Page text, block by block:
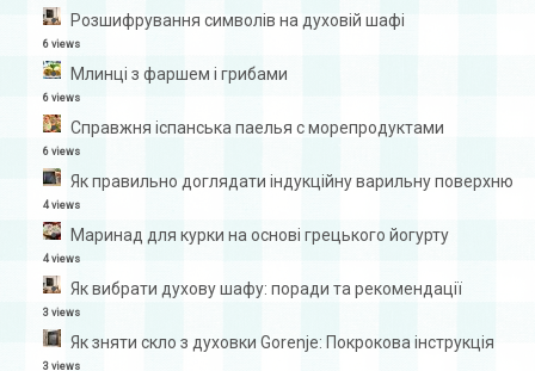
Розшифрування символів на духовій шафі
6 views
Млинці з фаршем і грибами
6 views
Справжня іспанська паелья с морепродуктами
6 views
Як правильно доглядати індукційну варильну поверхню
4 views
Маринад для курки на основі грецького йогурту
4 views
Як вибрати духову шафу: поради та рекомендації
3 views
Як зняти скло з духовки Gorenje: Покрокова інструкція
3 views